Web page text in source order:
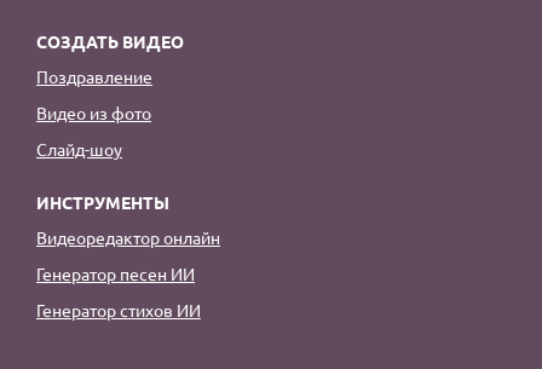
СОЗДАТЬ ВИДЕО
Поздравление
Видео из фото
Слайд-шоу
ИНСТРУМЕНТЫ
Видеоредактор онлайн
Генератор песен ИИ
Генератор стихов ИИ